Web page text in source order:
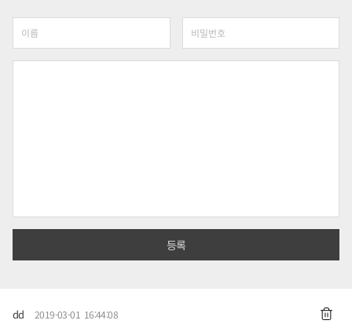
dd 2019-03-01 16:44:08